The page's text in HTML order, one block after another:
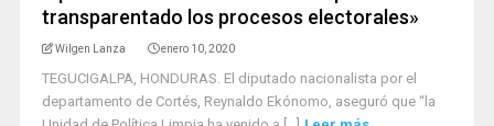
transparentado los procesos electorales»
Wilgen Lanza enero 10, 2020
TEGUCIGALPA, HONDURAS. El diputado nacionalista por el
departamento de Cortés, Reynaldo Ekónomo, aseguró que “la